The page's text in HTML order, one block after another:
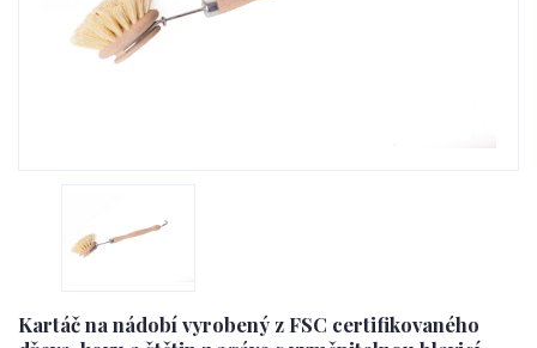
Kartáč na nádobí vyrobený z FSC certifikovaného